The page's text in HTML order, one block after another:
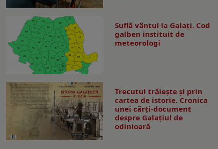
Suflă vântul la Galaţi. Cod
galben instituit de
meteorologi
Trecutul trăiește și prin
cartea de istorie. Cronica
unei cărți-document
despre Galațiul de
odinioară